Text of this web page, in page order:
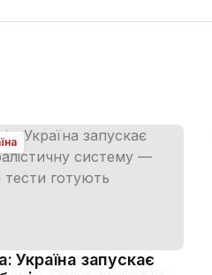
Україна запускає